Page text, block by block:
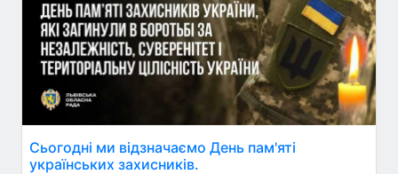
Сьогодні ми відзначаємо День пам'яті
українських захисників.